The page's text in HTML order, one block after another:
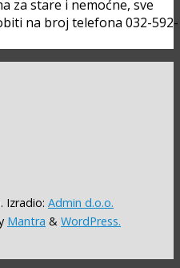
za stare i nemoćne, sve
na broj telefona 032-592-
Izradio: Admin d.o.o.
Mantra & WordPress.